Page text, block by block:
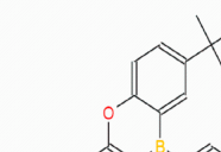
现货促销，可分
研究所 先发